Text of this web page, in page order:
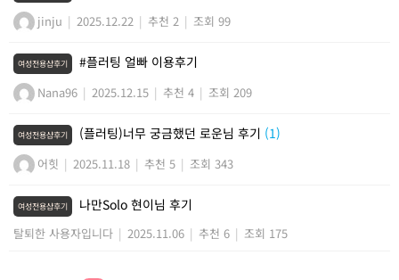
jinju | 2025.12.22 | 추천 2 | 조회 99
여성전용샵후기 #플러팅 얼빠 이용후기
Nana96 | 2025.12.15 | 추천 4 | 조회 209
여성전용샵후기 (플러팅)너무 궁금했던 로운님 후기 (1)
어힛 | 2025.11.18 | 추천 5 | 조회 343
여성전용샵후기 나만Solo 현이님 후기
탈퇴한 사용자입니다 | 2025.11.06 | 추천 6 | 조회 175